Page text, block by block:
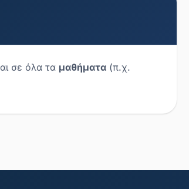
σε όλα τα μαθήματα (π.χ.